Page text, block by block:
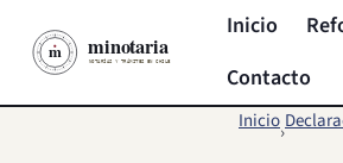
Inicio
Contacto
Inicio›